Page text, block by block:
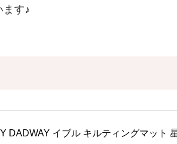
ます♪
DADWAY イブル キルティングマット